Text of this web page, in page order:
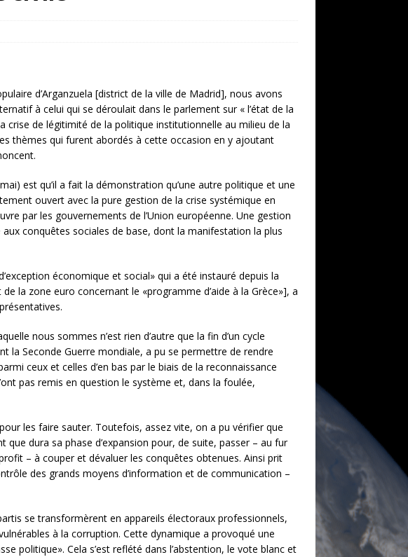
d’Arganzuela [district de la ville de Madrid], nous avons
à celui qui se déroulait dans le parlement sur « l’état de la
crise de légitimité de la politique institutionnelle au milieu de la
thèmes qui furent abordés à cette occasion en y ajoutant
est qu’il a fait la démonstration qu’une autre politique et une
ouvert avec la pure gestion de la crise systémique en
par les gouvernements de l’Union européenne. Une gestion
conquêtes sociales de base, dont la manifestation la plus
économique et social» qui a été instauré depuis la
la zone euro concernant le «programme d’aide à la Grèce»], a
nous sommes n’est rien d’autre que la fin d’un cycle
la Seconde Guerre mondiale, a pu se permettre de rendre
ceux et celles d’en bas par le biais de la reconnaissance
pas remis en question le système et, dans la foulée,
les faire sauter. Toutefois, assez vite, on a pu vérifier que
dura sa phase d’expansion pour, de suite, passer – au fur
– à couper et dévaluer les conquêtes obtenues. Ainsi prit
des grands moyens d’information et de communication –
se transformèrent en appareils électoraux professionnels,
à la corruption. Cette dynamique a provoqué une
politique». Cela s’est reflété dans l’abstention, le vote blanc et